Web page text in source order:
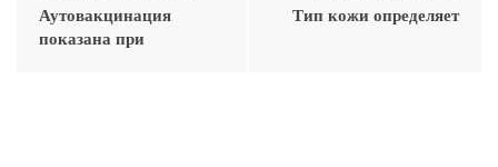
Аутовакцинация
показана при
Тип кожи определяет